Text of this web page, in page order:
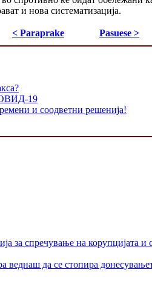
и нова систематизација.
< Paraprake Pasuese >
19
и соодветни решенија!
за спречување на
веднаш да се стопира